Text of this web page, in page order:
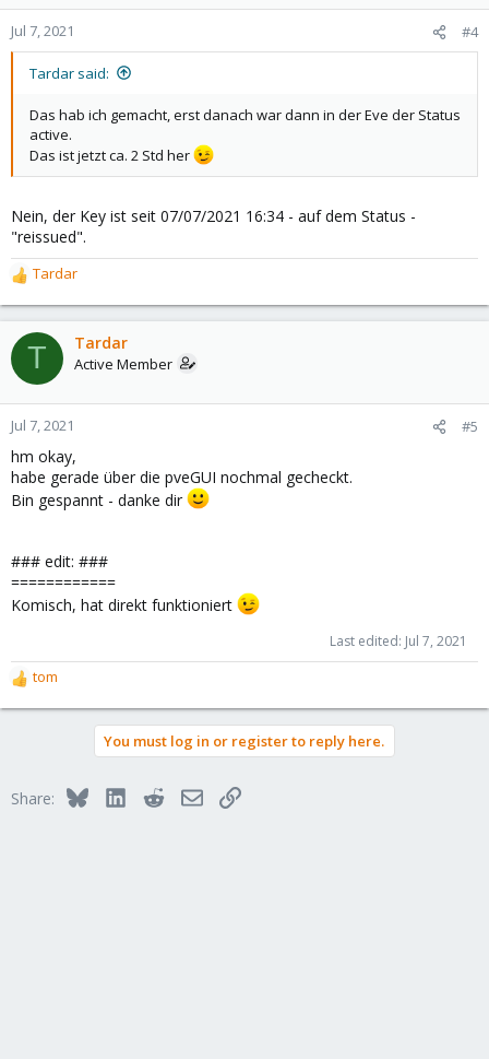
Jul 7, 2021 #4
Tardar said:
Das hab ich gemacht, erst danach war dann in der Eve der Status
active.
Das ist jetzt ca. 2 Std her
Nein, der Key ist seit 07/07/2021 16:34 - auf dem Status -
"reissued".
R
e
a
c
t
o
n
s
:
Tardar
T Tardar
Active Member
Jul 7, 2021 #5
hm okay,
habe gerade über die pveGUI nochmal gecheckt.
Bin gespannt - danke dir
### edit: ###
============
Komisch, hat direkt funktioniert
Last edited: Jul 7, 2021
R
e
o
tom
You must log in or register to reply here.
Share: BlueskyLinkedInRedditEmailLink